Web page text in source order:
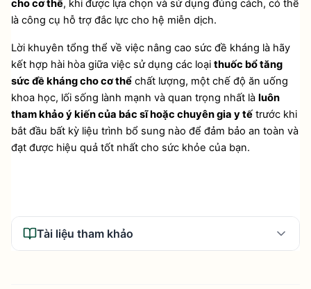
cho cơ thể, khi được lựa chọn và sử dụng đúng cách, có thể
là công cụ hỗ trợ đắc lực cho hệ miễn dịch.
Lời khuyên tổng thể về việc nâng cao sức đề kháng là hãy
kết hợp hài hòa giữa việc sử dụng các loại thuốc bổ tăng
sức đề kháng cho cơ thể chất lượng, một chế độ ăn uống
khoa học, lối sống lành mạnh và quan trọng nhất là luôn
tham khảo ý kiến của bác sĩ hoặc chuyên gia y tế trước khi
bắt đầu bất kỳ liệu trình bổ sung nào để đảm bảo an toàn và
đạt được hiệu quả tốt nhất cho sức khỏe của bạn.
Tài liệu tham khảo